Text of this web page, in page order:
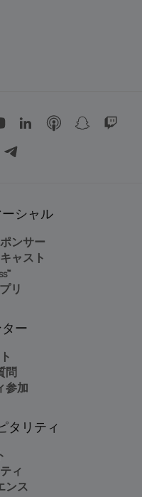
シャル
ンサー
ャスト
リ
ー
問
参加
タリティ
ィ
ンス